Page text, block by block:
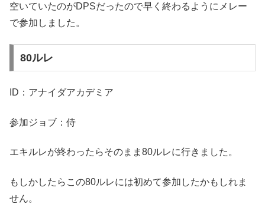
空いていたのがDPSだったので早く終わるようにメレー
で参加しました。
80ルレ
ID：アナイダアカデミア
参加ジョブ：侍
エキルレが終わったらそのまま80ルレに行きました。
もしかしたらこの80ルレには初めて参加したかもしれま
せん。